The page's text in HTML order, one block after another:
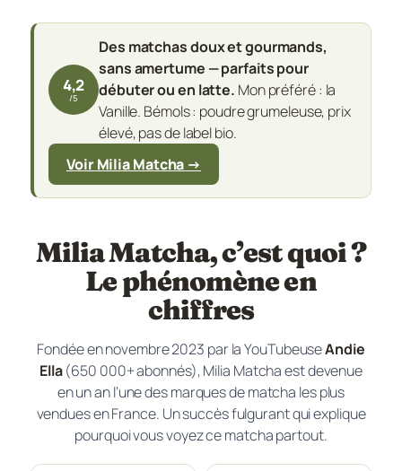
4,2
/5
Des matchas doux et gourmands,
sans amertume — parfaits pour
débuter ou en latte. Mon préféré : la
Vanille. Bémols : poudre grumeleuse, prix
élevé, pas de label bio.
Voir Milia Matcha →
Milia Matcha, c’est quoi ?
Le phénomène en
chiffres
Fondée en novembre 2023 par la YouTubeuseAndie
Ella(650 000+ abonnés), Milia Matcha est devenue
en un an l’une des marques de matcha les plus
vendues en France. Un succès fulgurant qui explique
pourquoi vous voyez ce matcha partout.